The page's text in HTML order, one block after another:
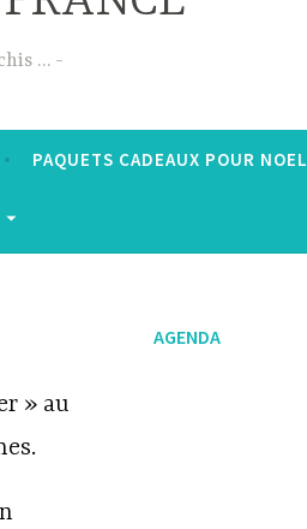
…
PAQUETS CADEAUX POUR NOEL
» au
AGENDA